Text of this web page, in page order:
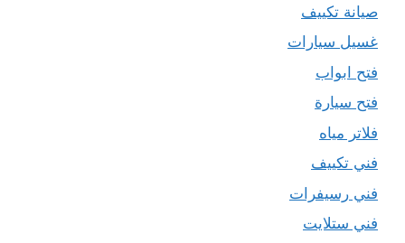
صيانة تكييف
غسيل سيارات
فتح ابواب
فتح سيارة
فلاتر مياه
فني تكييف
فني رسيفرات
فني ستلايت